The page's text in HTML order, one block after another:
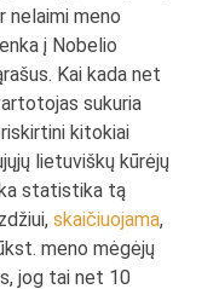
nelaimi meno
į Nobelio
Kai kada net
sukuria
kitokiai
lietuviškų kūrėjų
statistika tą
skaičiuojama,
meno mėgėjų
jog tai net 10